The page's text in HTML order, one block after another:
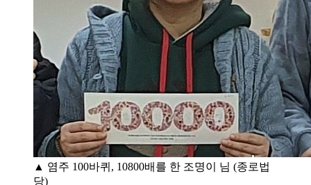
▲ 염주 100바퀴, 10800배를 한 조명이 님 (종로법
당)